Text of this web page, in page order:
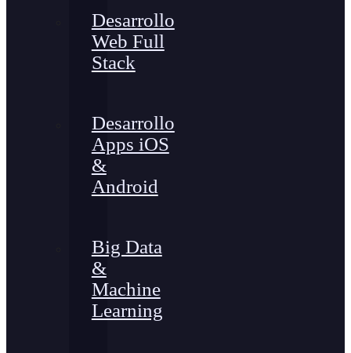
Desarrollo
Web Full
Stack
Desarrollo
Apps iOS
&
Android
Big Data
&
Machine
Learning